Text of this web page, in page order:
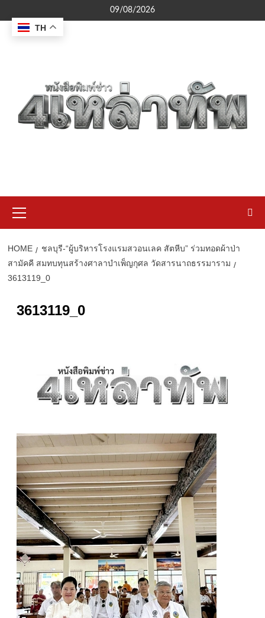
to
content
09/08/2026
Menu
HOME
ชลบุรี-“ผู้บริหารโรงแรมสวอนเลค สัตหีบ” ร่วมทอดผ้าป่า
สามัคคี สมทบทุนสร้างศาลาบำเพ็ญกุศล วัดสารนาถธรรมาราม
3613119_0
3613119_0
TH